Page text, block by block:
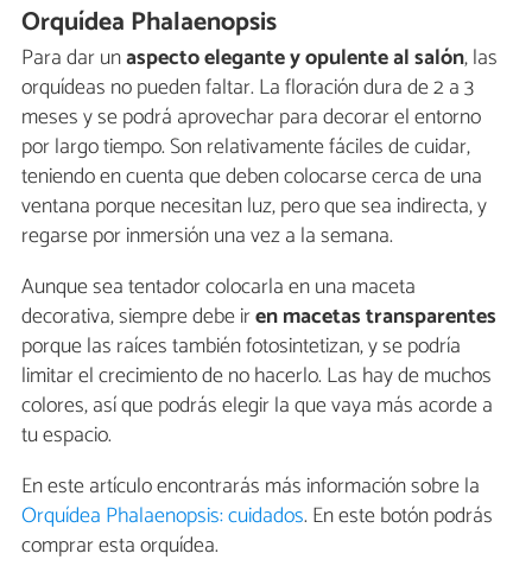
Orquídea Phalaenopsis
Para dar unaspecto elegante y opulente al salón, las
orquídeas no pueden faltar. La floración dura de 2 a 3
meses y se podrá aprovechar para decorar el entorno
por largo tiempo. Son relativamente fáciles de cuidar,
teniendo en cuenta que deben colocarse cerca de una
ventana porque necesitan luz, pero que sea indirecta, y
regarse por inmersión una vez a la semana.
Aunque sea tentador colocarla en una maceta
decorativa, siempre debe iren macetas transparentes
porque las raíces también fotosintetizan, y se podría
limitar el crecimiento de no hacerlo. Las hay de muchos
colores, así que podrás elegir la que vaya más acorde a
tu espacio.
En este artículo encontrarás más información sobre la
Orquídea Phalaenopsis: cuidados. En este botón podrás
comprar esta orquídea.